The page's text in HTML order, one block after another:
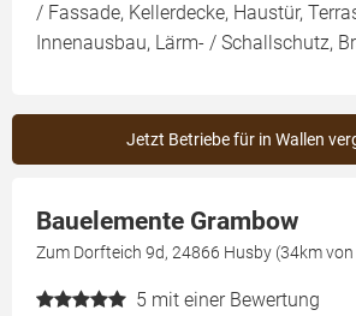
/ Fassade, Kellerdecke, Haustür,
Innenausbau, Lärm- / Schallschutz,
Jetzt Betriebe für in Wallen
Bauelemente Grambow
Zum Dorfteich 9d, 24866 Husby (34km
5 mit einer Bewertung